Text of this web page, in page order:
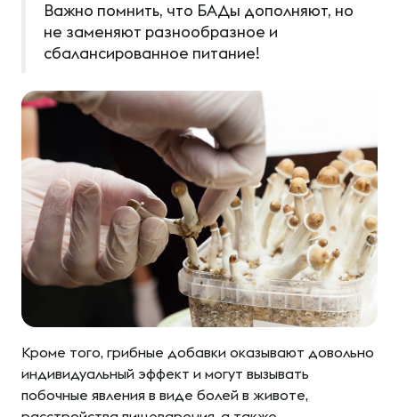
Важно помнить, что БАДы дополняют, но
не заменяют разнообразное и
сбалансированное питание!
Кроме того, грибные добавки оказывают довольно
индивидуальный эффект и могут вызывать
побочные явления в виде болей в животе,